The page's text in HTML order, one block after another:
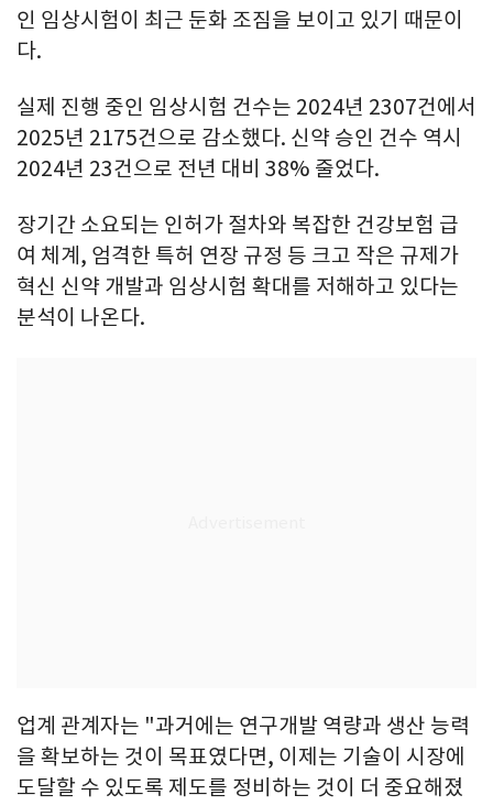
인 임상시험이 최근 둔화 조짐을 보이고 있기 때문이
다.
실제 진행 중인 임상시험 건수는 2024년 2307건에서
2025년 2175건으로 감소했다. 신약 승인 건수 역시
2024년 23건으로 전년 대비 38% 줄었다.
장기간 소요되는 인허가 절차와 복잡한 건강보험 급
여 체계, 엄격한 특허 연장 규정 등 크고 작은 규제가
혁신 신약 개발과 임상시험 확대를 저해하고 있다는
분석이 나온다.
업계 관계자는 "과거에는 연구개발 역량과 생산 능력
을 확보하는 것이 목표였다면, 이제는 기술이 시장에
도달할 수 있도록 제도를 정비하는 것이 더 중요해졌